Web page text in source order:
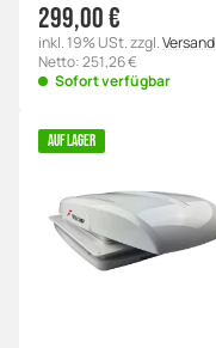
299,00 €
inkl. 19% USt. zzgl.Versand
Netto: 251,26 €
Sofort verfügbar
AUF LAGER